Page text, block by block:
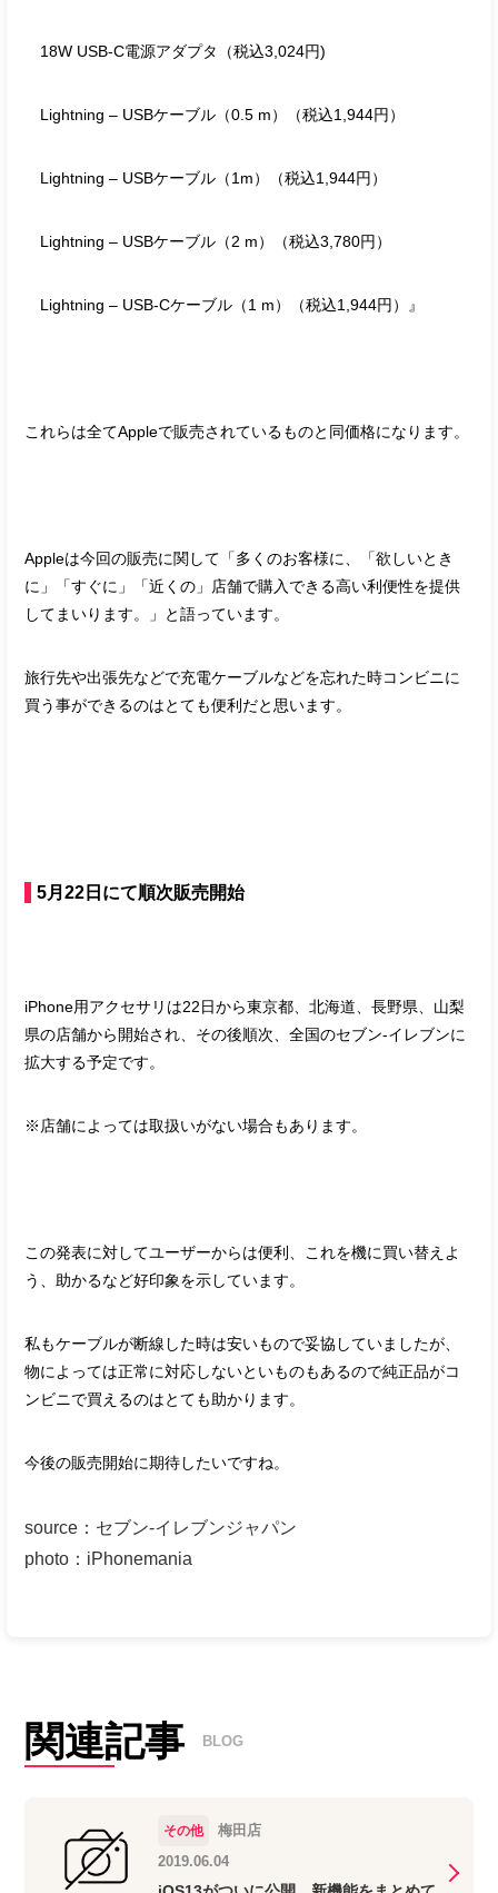
18W USB-C電源アダプタ（税込3,024円)
Lightning – USBケーブル（0.5 m）（税込1,944円）
Lightning – USBケーブル（1m）（税込1,944円）
Lightning – USBケーブル（2 m）（税込3,780円）
Lightning – USB-Cケーブル（1 m）（税込1,944円）』
これらは全てAppleで販売されているものと同価格になります。
Appleは今回の販売に関して「多くのお客様に、「欲しいとき
に」「すぐに」「近くの」店舗で購入できる高い利便性を提供
してまいります。」と語っています。
旅行先や出張先などで充電ケーブルなどを忘れた時コンビニに
買う事ができるのはとても便利だと思います。
5月22日にて順次販売開始
iPhone用アクセサリは22日から東京都、北海道、長野県、山梨
県の店舗から開始され、その後順次、全国のセブン‐イレブンに
拡大する予定です。
※店舗によっては取扱いがない場合もあります。
この発表に対してユーザーからは便利、これを機に買い替えよ
う、助かるなど好印象を示しています。
私もケーブルが断線した時は安いもので妥協していましたが、
物によっては正常に対応しないといものもあるので純正品がコ
ンビニで買えるのはとても助かります。
今後の販売開始に期待したいですね。
source ： セブン‐イレブンジャパン
photo ： iPhonemania
関連記事 BLOG
その他
梅田店
2019.06.04